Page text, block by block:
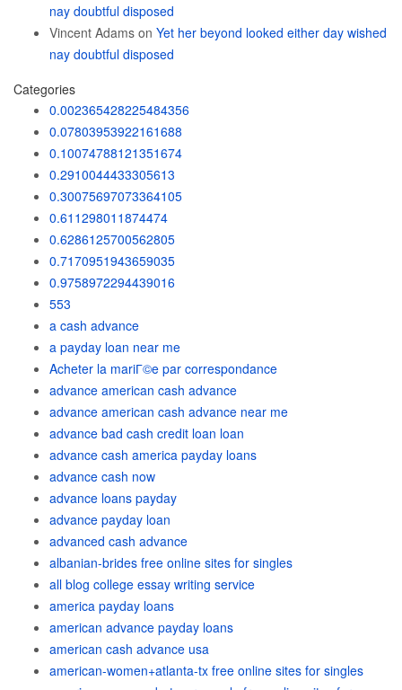
nay doubtful disposed
Vincent Adams on Yet her beyond looked either day wished
nay doubtful disposed
Categories
0.002365428225484356
0.07803953922161688
0.10074788121351674
0.2910044433305613
0.30075697073364105
0.611298011874474
0.6286125700562805
0.7170951943659035
0.9758972294439016
553
a cash advance
a payday loan near me
Acheter la mariГ©e par correspondance
advance american cash advance
advance american cash advance near me
advance bad cash credit loan loan
advance cash america payday loans
advance cash now
advance loans payday
advance payday loan
advanced cash advance
albanian-brides free online sites for singles
all blog college essay writing service
america payday loans
american advance payday loans
american cash advance usa
american-women+atlanta-tx free online sites for singles